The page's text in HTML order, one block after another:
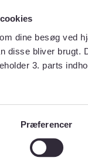
dine besøg ved
disse bliver
3. parts
Præferencer